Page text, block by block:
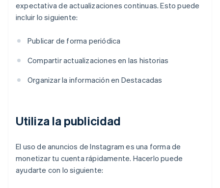
expectativa de actualizaciones continuas. Esto puede
incluir lo siguiente:
Publicar de forma periódica
Compartir actualizaciones en las historias
Organizar la información en Destacadas
Utiliza la publicidad
El uso de anuncios de Instagram es una forma de
monetizar tu cuenta rápidamente. Hacerlo puede
ayudarte con lo siguiente: